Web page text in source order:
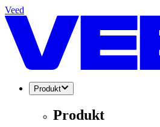
Veed
Produkt
Produkt